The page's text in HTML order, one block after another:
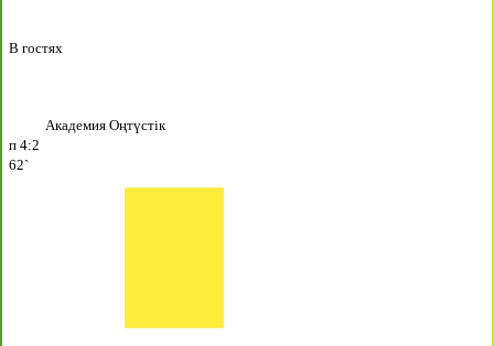
В гостях
Академия Оңтүстік
п 4:2
62`